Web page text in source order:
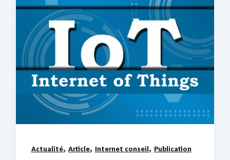
Actualité, Article, Internet conseil, Publication